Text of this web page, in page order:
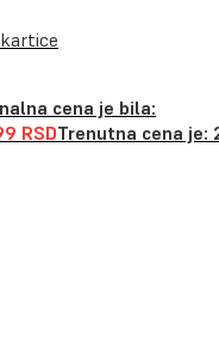
cena je bila:
RSDTrenutna cena je: